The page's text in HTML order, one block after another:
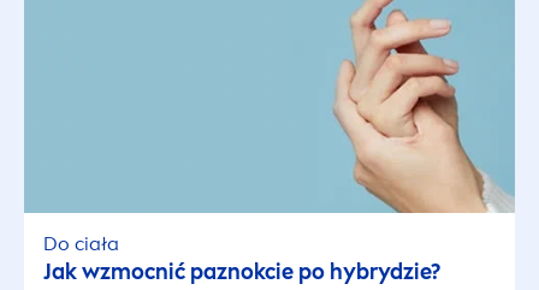
Do ciała
Jak wzmocnić paznokcie po hybrydzie?